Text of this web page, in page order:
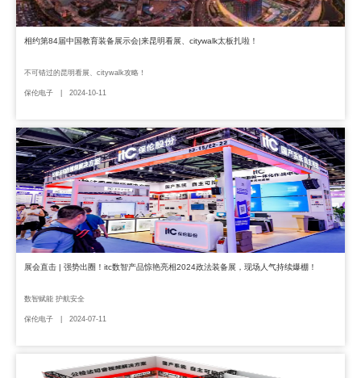
相约第84届中国教育装备展示会|来昆明看展、citywalk太板扎啦！
不可错过的昆明看展、citywalk攻略！
保伦电子 | 2024-10-11
展会直击 | 强势出圈！itc数智产品惊艳亮相2024政法装备展，现场人气持续爆棚！
数智赋能 护航安全
保伦电子 | 2024-07-11